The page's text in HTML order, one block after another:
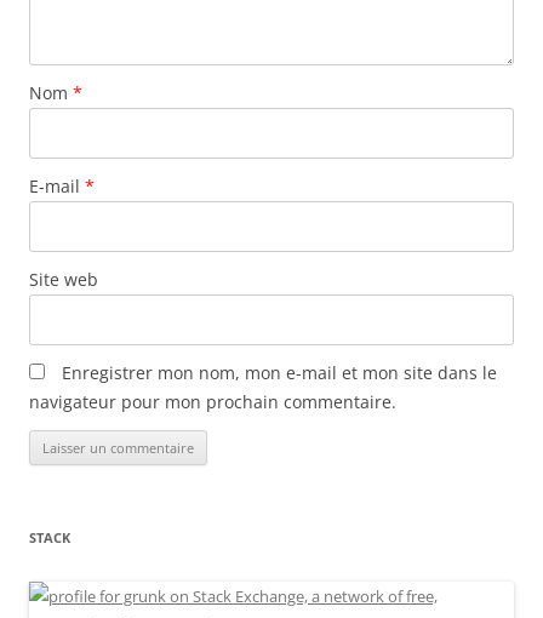
Nom *
E-mail *
Site web
Enregistrer mon nom, mon e-mail et mon site dans le
navigateur pour mon prochain commentaire.
STACK